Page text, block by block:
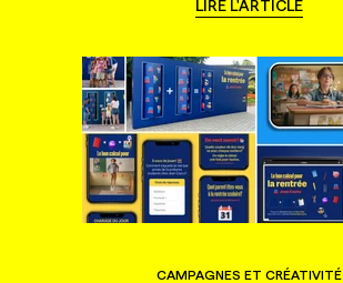
LIRE L'ARTICLE
CAMPAGNES ET CRÉATIVITÉ